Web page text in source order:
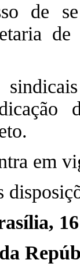
de
em
da